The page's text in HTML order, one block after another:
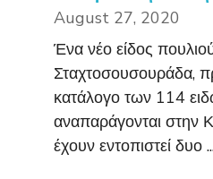
August 27, 2020
Ένα νέο είδος
Σταχτοσουσουράδα,
κατάλογο των 114
αναπαράγονται στην
έχουν εντοπιστεί δυο